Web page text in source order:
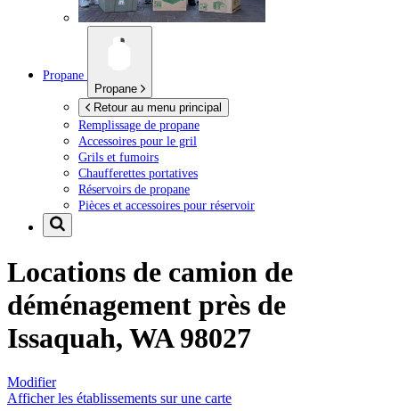
Propane
Propane
Retour au menu principal
Remplissage de propane
Accessoires pour le gril
Grils et fumoirs
Chaufferettes portatives
Réservoirs de propane
Pièces et accessoires pour réservoir
Locations de camion de
déménagement près de
Issaquah, WA 98027
Modifier
Afficher les établissements sur une carte